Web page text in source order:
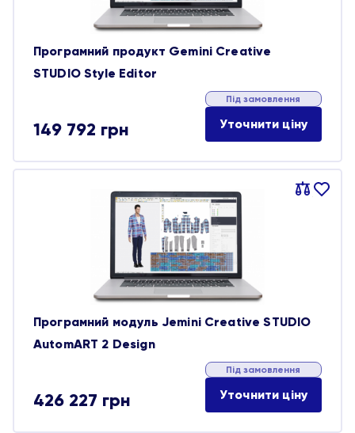
Програмний продукт Gemini Creative
STUDIO Style Editor
149 792 грн
Під замовлення
Уточнити ціну
Порівняти
В
Програмний модуль Jemini Creative STUDIO
AutomART 2 Design
426 227 грн
Під замовлення
Уточнити ціну